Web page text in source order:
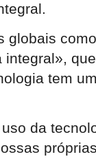
globais
tem
da